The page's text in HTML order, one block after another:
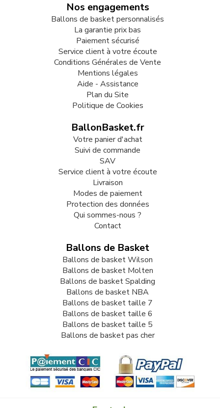
Nos engagements
Ballons de basket personnalisés
La garantie prix bas
Paiement sécurisé
Service client à votre écoute
Conditions Générales de Vente
Mentions légales
Aide - Assistance
Plan du Site
Politique de Cookies
BallonBasket.fr
Votre panier d'achat
Suivi de commande
SAV
Service client à votre écoute
Livraison
Modes de paiement
Protection des données
Qui sommes-nous ?
Contact
Ballons de Basket
Ballons de basket Wilson
Ballons de basket Molten
Ballons de basket Spalding
Ballons de basket NBA
Ballons de basket taille 7
Ballons de basket taille 6
Ballons de basket taille 5
Ballons de basket pas cher